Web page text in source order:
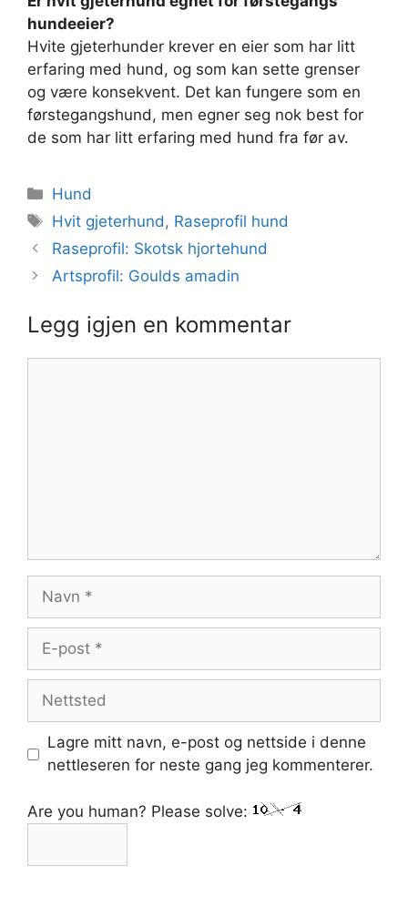
hundeeier?
Hvite gjeterhunder krever en eier som har litt
erfaring med hund, og som kan sette grenser
og være konsekvent. Det kan fungere som en
førstegangshund, men egner seg nok best for
de som har litt erfaring med hund fra før av.
Kategorier
Hund
Stikkord
Hvit gjeterhund , Raseprofil hund
Raseprofil: Skotsk hjortehund
Artsprofil: Goulds amadin
Legg igjen en kommentar
Navn
Nettsted
Lagre mitt navn, e-post og nettside i denne
nettleseren for neste gang jeg kommenterer.
Are you human? Please solve: